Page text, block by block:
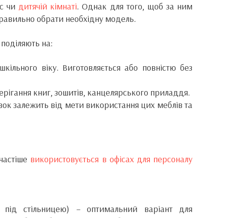
чи дитячій кімнаті. Однак для того, щоб за ним
обрати необхідну модель.
на:
віку. Виготовляється або повністю без
книг, зошитів, канцелярського приладдя.
залежить від мети використання цих меблів та
використовується в офісах для персоналу
стільницею) – оптимальний варіант для